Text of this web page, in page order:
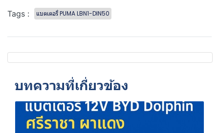
Tags : แบตเตอรี่ PUMA LBN1-DIN50
บทความที่เกี่ยวข้อง